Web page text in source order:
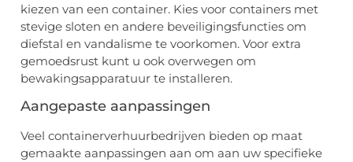
kiezen van een container. Kies voor containers met
stevige sloten en andere beveiligingsfuncties om
diefstal en vandalisme te voorkomen. Voor extra
gemoedsrust kunt u ook overwegen om
bewakingsapparatuur te installeren.
Aangepaste aanpassingen
Veel containerverhuurbedrijven bieden op maat
gemaakte aanpassingen aan om aan uw specifieke